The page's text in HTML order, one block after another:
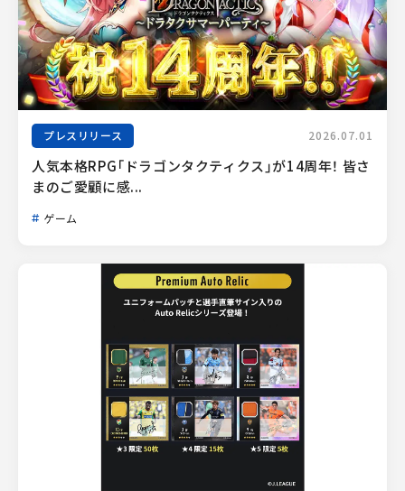
プレスリリース 2026.07.01
人気本格RPG「ドラゴンタクティクス」が14周年！ 皆さ
まのご愛顧に感...
ゲーム